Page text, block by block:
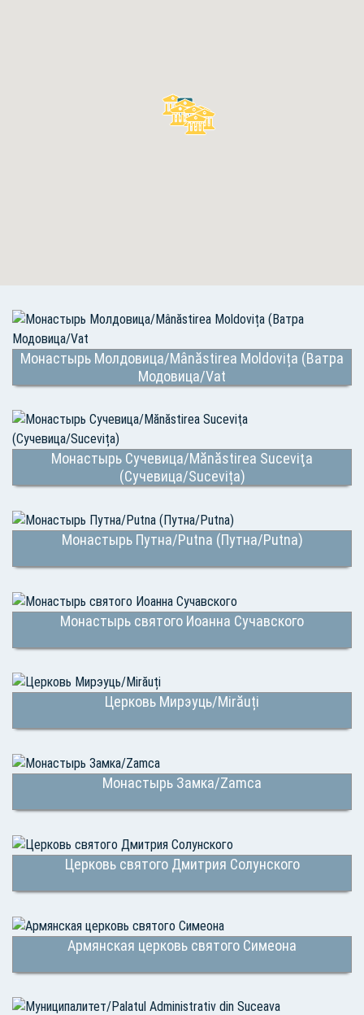
Монастырь Молдовица/Mânăstirea Moldovița (Ватра
Модовица/Vat
Монастырь Сучевица/Mănăstirea Suceviţa
(Сучевица/Sucevița)
Монастырь Путна/Putna (Путна/Putna)
Монастырь святого Иоанна Сучавского
Церковь Мирэуць/Mirăuți
Монастырь Замка/Zamca
Церковь святого Дмитрия Солунского
Армянская церковь святого Симеона